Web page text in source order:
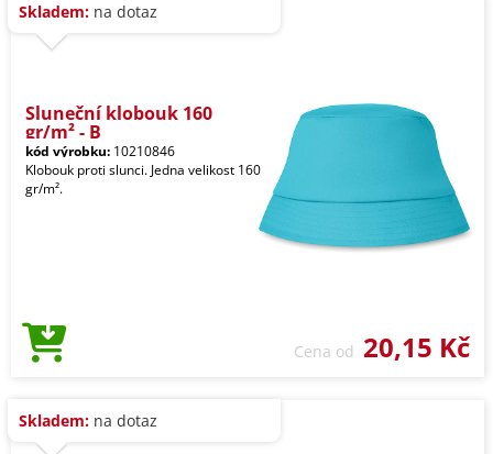
Skladem: na dotaz
Sluneční klobouk 160
gr/m² - B
kód výrobku: 10210846
Klobouk proti slunci. Jedna velikost 160
gr/m².
Cena od 20,15 Kč
Skladem: na dotaz